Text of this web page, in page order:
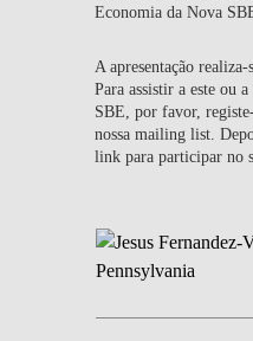
Economia da Nova
A apresentação
Para assistir a este ou
SBE, por favor,
nossa mailing list.
link para participar no